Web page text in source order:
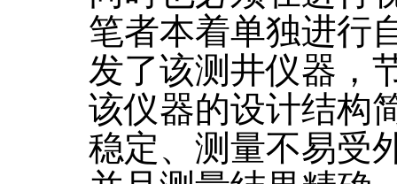
笔者本着单独进行
发了该测井仪器，
该仪器的设计结构
稳定、测量不易受